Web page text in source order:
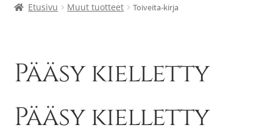
Etusivu Muut tuotteet Toiveita-kirja
Pääsy kielletty
Pääsy kielletty